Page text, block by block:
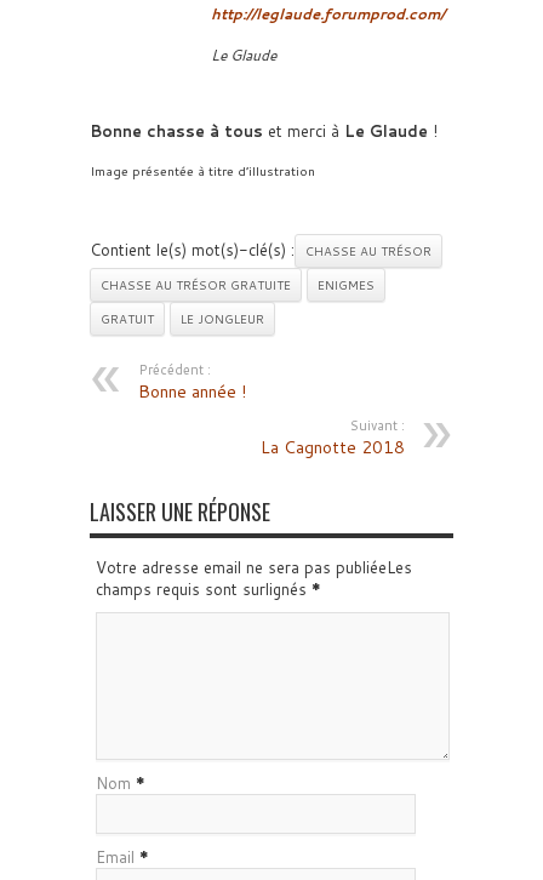
http://leglaude.forumprod.com/
Le Glaude
Bonne chasse à tous et merci à Le Glaude !
Image présentée à titre d’illustration
Contient le(s) mot(s)-clé(s) :
CHASSE AU TRÉSOR
CHASSE AU TRÉSOR GRATUITE
ENIGMES
GRATUIT
LE JONGLEUR
Précédent :
Bonne année !
Suivant :
La Cagnotte 2018
LAISSER UNE RÉPONSE
Votre adresse email ne sera pas publiéeLes
champs requis sont surlignés *
Nom *
Email *